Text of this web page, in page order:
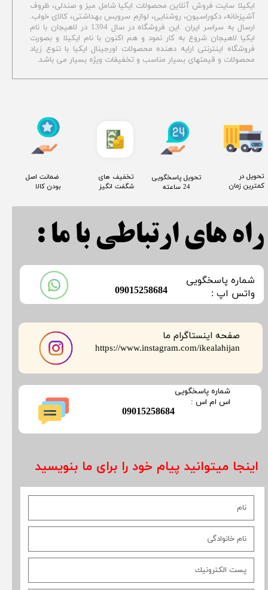
ایکیلا سایت فروش آنلاین محصولات ایکیا شامل میز و صندلی، ظروف
آشپزخانه، دکوراسیون، روشنایی، لوازم سرویس بهداشتی، کالای خواب.
ارسال به سراسر ایران .این فروشگاه در سال 1394 در لاهیجان با نام
ایکیا لاهیجان شروع به کار نمود و هم اکنون با نام ایکیلا و بصورت
فروشگاه اینترنتی ارایه دهنده محصولات اورجینال ایکیا با تنوع زیاد
محصولات و قیمتهای بسیار مناسب و تخفیفات ویژه بسیار می باشد.
صفحه اینستاگرام ما
​​​​​​​https://www.instagram.com/ikealahijan
​شماره پاسخگویی
​​​​​واتس اپ :
​09015258684
اینجا میتوانید پیام خود را برای ما بنویسید
راه های ارتباطی با ما :
​09015258684
​شماره پاسخگویی
​​​​​اس ام اس :
​تحویل در
کمترین زمان
​تحویل پاسخگویی
24 ساعته
​تخفیف های
شگفت انگیز
​ ضمانت اصل
بودن کالا